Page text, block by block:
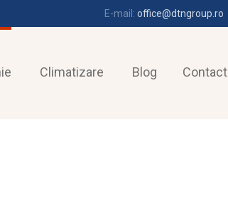
E-mail: office@dtngroup.ro
Climatizare Blog Contact